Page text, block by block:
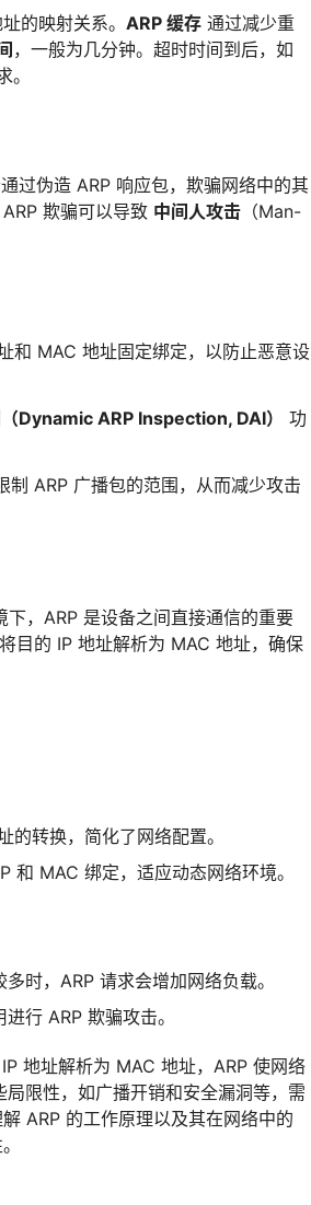
的映射关系。 ARP 缓存 通过减少重
，一般为几分钟。超时时间到后，如
过伪造 ARP 响应包，欺骗网络中的其
欺骗可以导致 中间人攻击 （Man-
和 MAC 地址固定绑定，以防止恶意设
Dynamic ARP Inspection, DAI）
功
ARP 广播包的范围，从而减少攻击
，ARP 是设备之间直接通信的重要
目的 IP 地址解析为 MAC 地址，确保
转换，简化了网络配置。
和 MAC 绑定，适应动态网络环境。
时，ARP 请求会增加网络负载。
行 ARP 欺骗攻击。
地址解析为 MAC 地址，ARP 使网络
限性，如广播开销和安全漏洞等，需
ARP 的工作原理以及其在网络中的